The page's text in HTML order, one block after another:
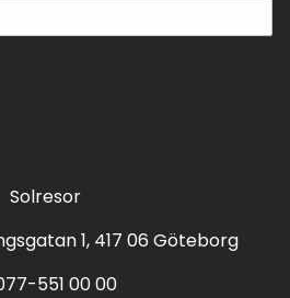
Solresor
1, 417 06 Göteborg
551 00 00